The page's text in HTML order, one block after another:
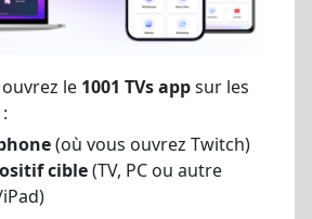
le 1001 TVs appsur les
(où vous ouvrez Twitch)
cible(TV, PC ou autre